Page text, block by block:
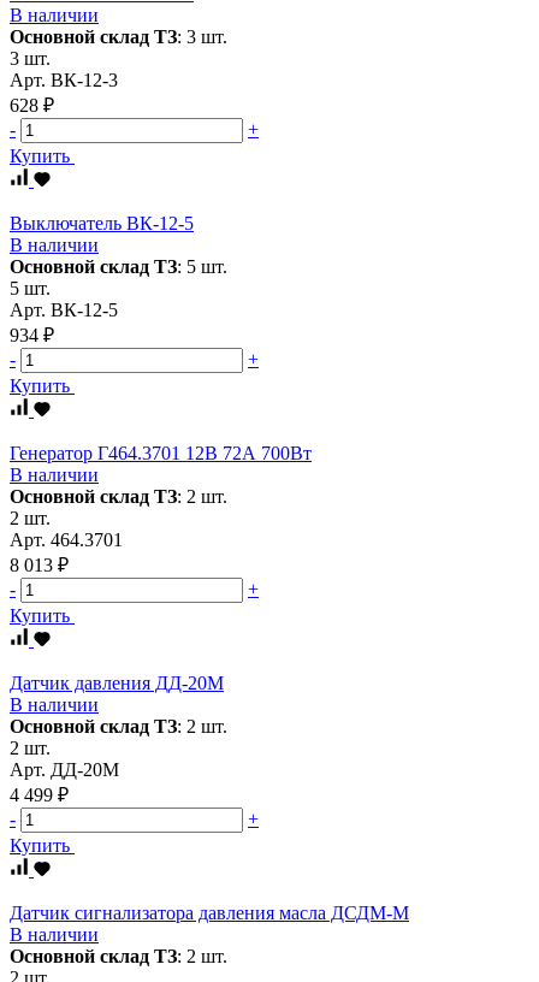
В наличии
Основной склад ТЗ: 3 шт.
3 шт.
Арт. ВК-12-3
628 ₽
-
+
Купить
Выключатель ВК-12-5
В наличии
Основной склад ТЗ: 5 шт.
5 шт.
Арт. ВК-12-5
934 ₽
-
+
Купить
Генератор Г464.3701 12В 72А 700Вт
В наличии
Основной склад ТЗ: 2 шт.
2 шт.
Арт. 464.3701
8 013 ₽
-
+
Купить
Датчик давления ДД-20М
В наличии
Основной склад ТЗ: 2 шт.
2 шт.
Арт. ДД-20М
4 499 ₽
-
+
Купить
Датчик сигнализатора давления масла ДСДМ-М
В наличии
Основной склад ТЗ: 2 шт.
2 шт.